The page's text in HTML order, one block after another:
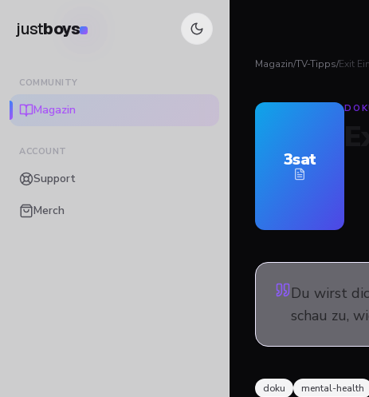
justboys
COMMUNITY
Magazin
ACCOUNT
Support
Merch
Magazin/TV-Tipps/Exit
3sat
Du wirst
schau zu,
doku mental-health